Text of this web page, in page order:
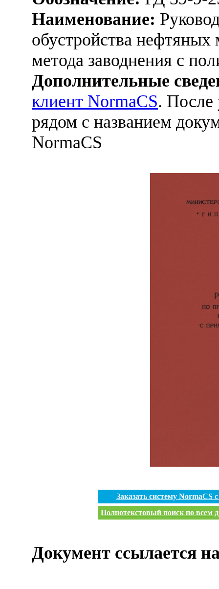
Наименование:
обустройства
метода заводнения с
Дополнительные
клиент NormaCS. После
рядом с названием
NormaCS
Заказать систему
Полнотекстовый поиск по всем
Документ ссылается